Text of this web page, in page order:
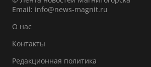
Email: info@news-magnit.ru
О нас
Контакты
Редакционная политика